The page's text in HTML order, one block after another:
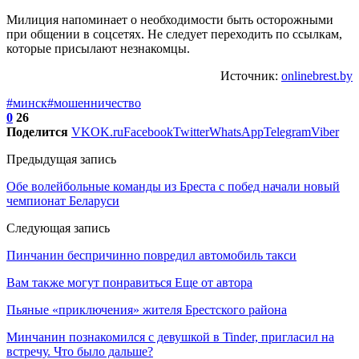
Милиция напоминает о необходимости быть осторожными
при общении в соцсетях. Не следует переходить по ссылкам,
которые присылают незнакомцы.
Источник: onlinebrest.by
#минск#мошенничество
0 26
Поделится VKOK.ruFacebookTwitterWhatsAppTelegramViber
Предыдущая запись
Обе волейбольные команды из Бреста с побед начали новый
чемпионат Беларуси
Следующая запись
Пинчанин беспричинно повредил автомобиль такси
Вам также могут понравиться Еще от автора
Пьяные «приключения» жителя Брестского района
Минчанин познакомился с девушкой в Tinder, пригласил на
встречу. Что было дальше?